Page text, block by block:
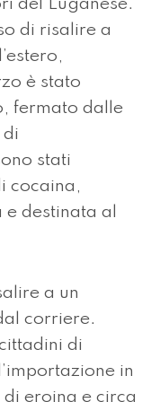
del Luganese.
di risalire a
è stato
fermato dalle
di
stati
cocaina,
destinata al
a un
corriere.
di
in
eroina e circa